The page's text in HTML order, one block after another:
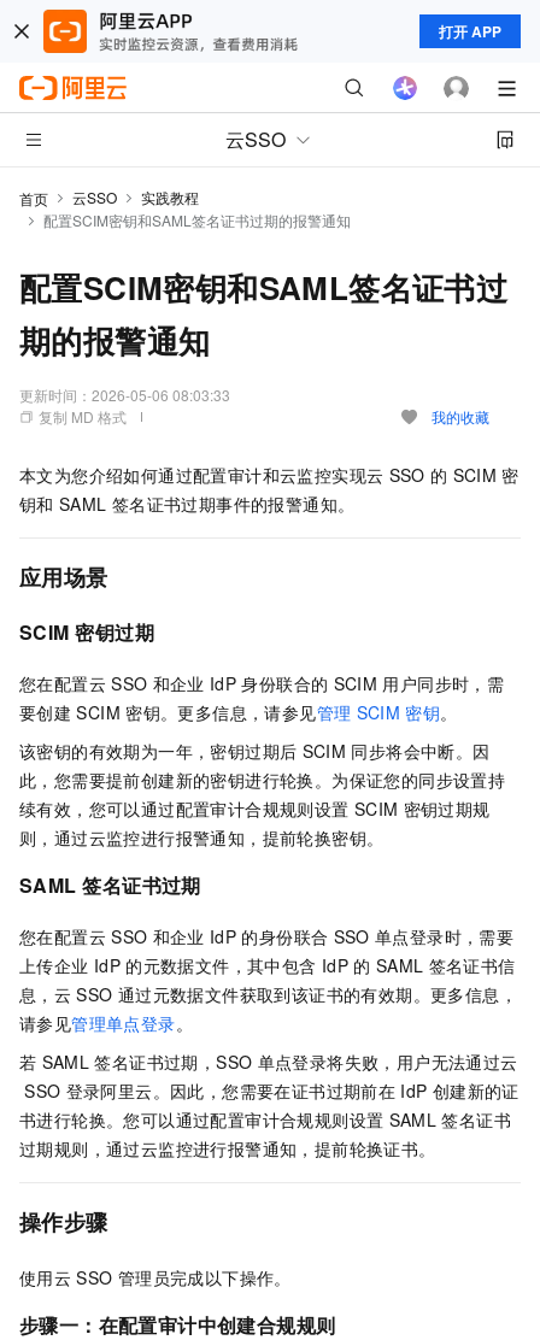
打开 APP
云SSO
首页 云SSO
实践教程
配置SCIM密钥和SAML签名证书过期的报警通知
配置SCIM密钥和SAML签名证书过
期的报警通知
更新时间： 2026-05-06 08:03:33
复制 MD 格式
我的收藏
本文为您介绍如何通过配置审计和云监控实现云 SSO 的 SCIM 密
钥和 SAML 签名证书过期事件的报警通知。
应用场景
SCIM 密钥过期
您在配置云 SSO 和企业 IdP 身份联合的 SCIM 用户同步时，需
要创建 SCIM 密钥。更多信息，请参见管理 SCIM 密钥。
该密钥的有效期为一年，密钥过期后 SCIM 同步将会中断。因
此，您需要提前创建新的密钥进行轮换。为保证您的同步设置持
续有效，您可以通过配置审计合规规则设置 SCIM 密钥过期规
则，通过云监控进行报警通知，提前轮换密钥。
SAML 签名证书过期
您在配置云 SSO 和企业 IdP 的身份联合 SSO 单点登录时，需要
上传企业 IdP 的元数据文件，其中包含 IdP 的 SAML 签名证书信
息，云 SSO 通过元数据文件获取到该证书的有效期。更多信息，
请参见管理单点登录。
若 SAML 签名证书过期，SSO 单点登录将失败，用户无法通过云
SSO 登录阿里云。因此，您需要在证书过期前在 IdP 创建新的证
书进行轮换。您可以通过配置审计合规规则设置 SAML 签名证书
过期规则，通过云监控进行报警通知，提前轮换证书。
操作步骤
使用云 SSO 管理员完成以下操作。
步骤一：在配置审计中创建合规规则